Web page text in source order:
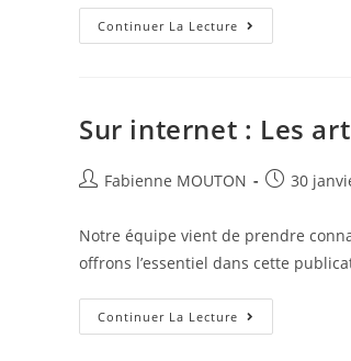
Continuer La Lecture Dernière
Actu
La
Ville
Sur internet : Les
Auteur/autrice
la
publication :
Fabienne MOUTON
Post30
Notre équipe vient de prendre
offrons l’essentiel dans cette
Continuer La Lecture Sur
Internet